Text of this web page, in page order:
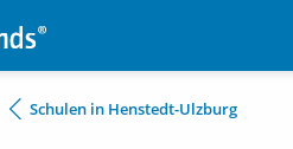
Schulen in Henstedt-Ulzburg